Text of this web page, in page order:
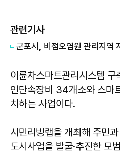
관련기사
군포시, 비점오염원 관리지역
이륜차스마트관리시스템
인단속장비 34개소와 스마
치하는 사업이다.
시민리빙랩을 개최해 주민
도시사업을 발굴·추진한 모